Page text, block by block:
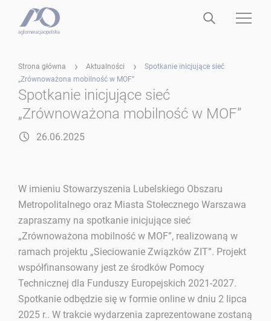
Strona główna Aktualności
Spotkanie inicjujące sieć
„Zrównoważona mobilność w MOF”
Spotkanie inicjujące sieć
„Zrównoważona mobilność w MOF”
26.06.2025
W imieniu Stowarzyszenia Lubelskiego Obszaru
Metropolitalnego oraz Miasta Stołecznego Warszawa
zapraszamy na spotkanie inicjujące sieć
„Zrównoważona mobilność w MOF”, realizowaną w
ramach projektu „Sieciowanie Związków ZIT”. Projekt
współfinansowany jest ze środków Pomocy
Technicznej dla Funduszy Europejskich 2021-2027.
Spotkanie odbędzie się w formie online w dniu 2 lipca
2025 r.. W trakcie wydarzenia zaprezentowane zostaną